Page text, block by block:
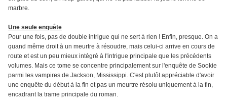
marbre.
Une seule enquête
Pour une fois, pas de double intrigue qui ne sert à rien ! Enfin, presque. On a
quand même droit à un meurtre à résoudre, mais celui-ci arrive en cours de
route et est un peu mieux intégré à l'intrigue principale que les précédents
volumes. Mais ce tome se concentre principalement sur l'enquête de Sookie
parmi les vampires de Jackson, Mississippi. C'est plutôt appréciable d'avoir
une enquête du début à la fin et pas un meurtre résolu uniquement à la fin,
encadrant la trame principale du roman.